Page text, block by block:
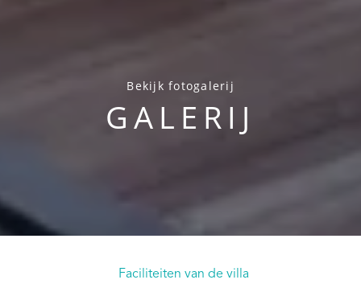
Bekijk fotogalerij
GALERIJ
Faciliteiten van de villa